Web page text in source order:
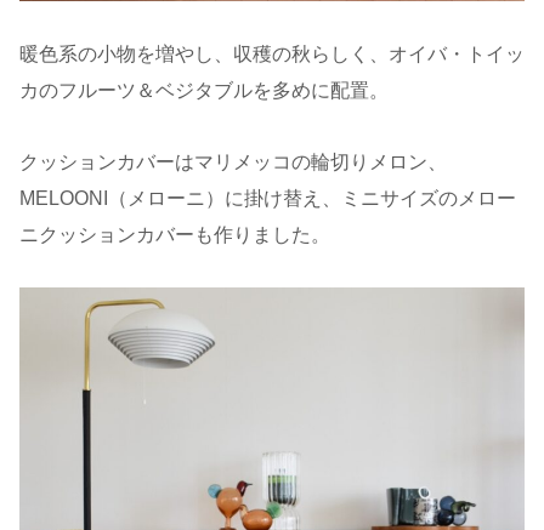
暖色系の小物を増やし、収穫の秋らしく、オイバ・トイッ
カのフルーツ＆ベジタブルを多めに配置。
クッションカバーはマリメッコの輪切りメロン、
MELOONI（メローニ）に掛け替え、ミニサイズのメロー
ニクッションカバーも作りました。